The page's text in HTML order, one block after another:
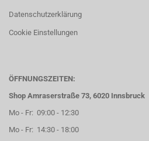
Datenschutzerklärung
Cookie Einstellungen
ÖFFNUNGSZEITEN:
Shop Amraserstraße 73, 6020 Innsbruck
Mo - Fr: 09:00 - 12:30
Mo - Fr: 14:30 - 18:00